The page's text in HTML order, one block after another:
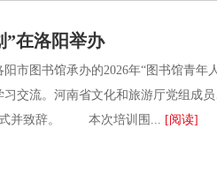
”在洛阳举办
图书馆承办的2026年“图书馆青年
交流。河南省文化和旅游厅党组成
式并致辞。 本次培训围... [阅读]